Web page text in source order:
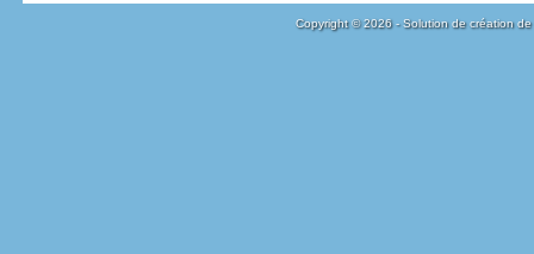
Copyright © 2026 - Solution de création